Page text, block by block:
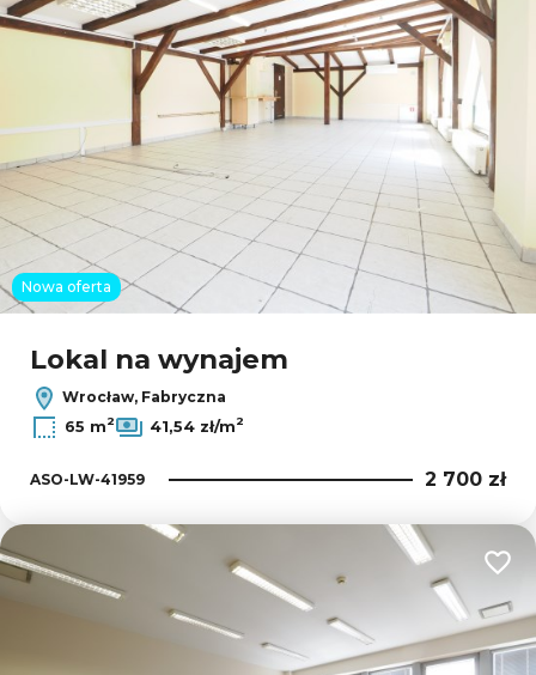
Nowa oferta
Lokal na wynajem
Wrocław, Fabryczna
65 m2 41,54 zł/m2
ASO-LW-41959 2 700 zł